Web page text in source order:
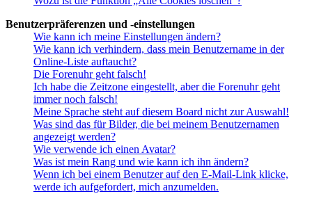
Benutzerpräferenzen und -einstellungen
Wie kann ich meine Einstellungen ändern?
Wie kann ich verhindern, dass mein Benutzername in der
Online-Liste auftaucht?
Die Forenuhr geht falsch!
Ich habe die Zeitzone eingestellt, aber die Forenuhr geht
immer noch falsch!
Meine Sprache steht auf diesem Board nicht zur Auswahl!
Was sind das für Bilder, die bei meinem Benutzernamen
angezeigt werden?
Wie verwende ich einen Avatar?
Was ist mein Rang und wie kann ich ihn ändern?
Wenn ich bei einem Benutzer auf den E-Mail-Link klicke,
werde ich aufgefordert, mich anzumelden.